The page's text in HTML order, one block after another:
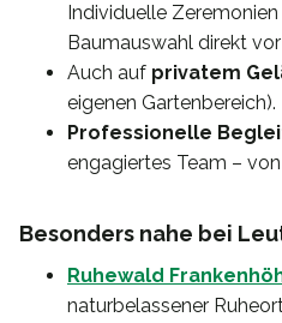
Individuelle
Baumauswahl direkt
Auch auf privatem
eigenen Gartenbereich).
Professionelle
engagiertes Team –
Besonders nahe bei
Ruhewald
naturbelassener